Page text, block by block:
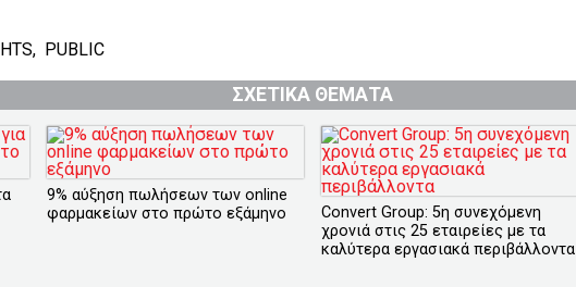
, PUBLIC
ΣΧΕΤΙΚΑ ΘΕΜΑΤΑ
9% αύξηση πωλήσεων των online
φαρμακείων στο πρώτο εξάμηνο
Convert Group: 5η συνεχόμενη
χρονιά στις 25 εταιρείες με τα
καλύτερα εργασιακά περιβάλλοντα